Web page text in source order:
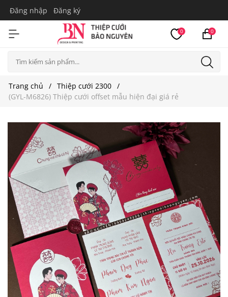
Đăng nhập Đăng ký
0 0
Trang chủ
Thiệp cưới 2300
(GYL-M6826) Thiệp cưới offset mẫu hiện đại giá rẻ